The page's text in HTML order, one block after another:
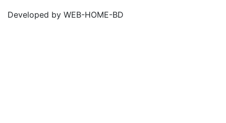
Developed by WEB-HOME-BD